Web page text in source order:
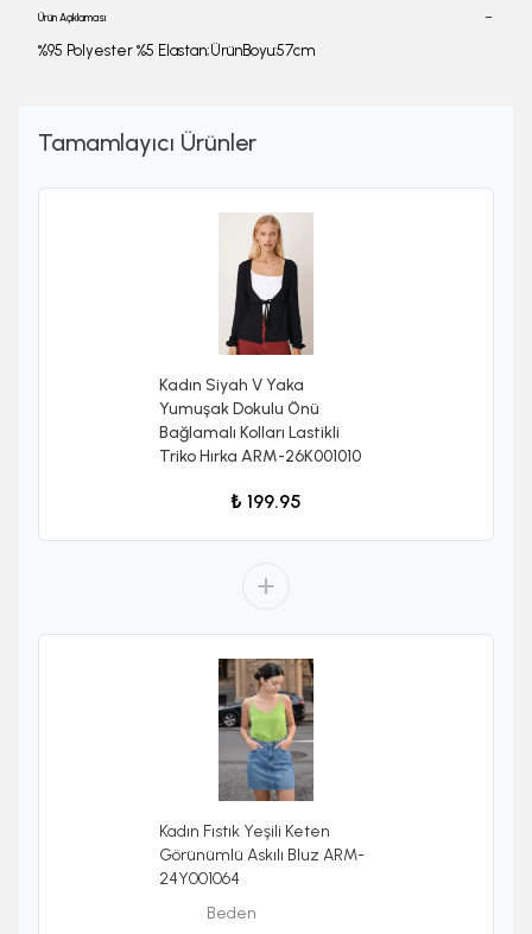
Ürün Açıklaması
%95 Polyester %5 Elastan;ÜrünBoyu:57cm
Tamamlayıcı Ürünler
Kadın Siyah V Yaka
Yumuşak Dokulu Önü
Bağlamalı Kolları Lastikli
Triko Hırka ARM-26K001010
₺ 199.95
Kadın Fıstık Yeşili Keten
Görünümlü Askılı Bluz ARM-
24Y001064
Beden